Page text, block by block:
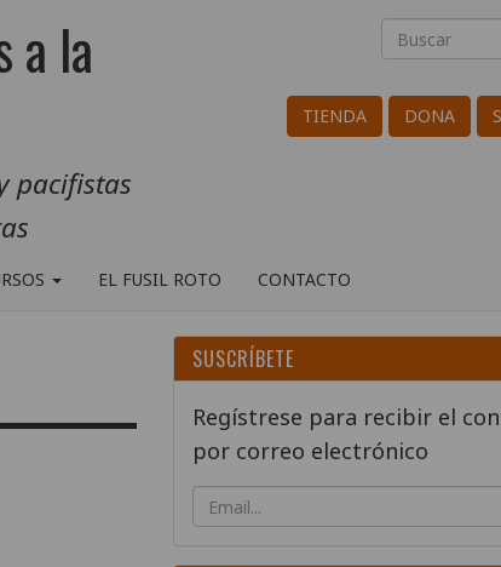
a la
pacifistas
Search
Buscar
TIENDA DONA
EL FUSIL ROTO CONTACTO
SUSCRÍBETE
Regístrese para recibir el
por correo electrónico